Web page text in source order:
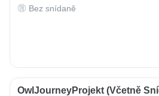
Bez snídaně
OwlJourneyProjekt (včetně